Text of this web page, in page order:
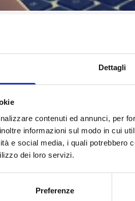
Dettagli
contenuti ed annunci, per
informazioni sul modo in cui
e social media, i quali potrebbero
dei loro servizi.
Preferenze
c’è nella nostra vita
su come l’Unione
del nostro futuro
informazioni su come
Pratichi sport all’aria
europee hanno semplificato
puoi scoprirlo con facilità.
intraprese dall’UE nelle
dall’UE che mirano a